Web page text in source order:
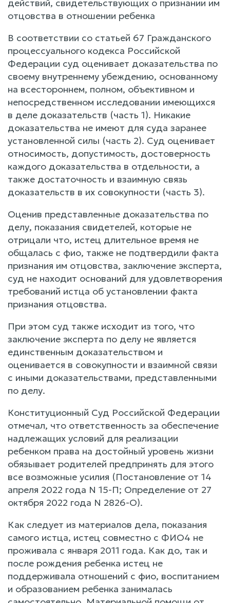
действий, свидетельствующих о признании им
отцовства в отношении ребенка
В соответствии со статьей 67 Гражданского
процессуального кодекса Российской
Федерации суд оценивает доказательства по
своему внутреннему убеждению, основанному
на всестороннем, полном, объективном и
непосредственном исследовании имеющихся
в деле доказательств (часть 1). Никакие
доказательства не имеют для суда заранее
установленной силы (часть 2). Суд оценивает
относимость, допустимость, достоверность
каждого доказательства в отдельности, а
также достаточность и взаимную связь
доказательств в их совокупности (часть 3).
Оценив представленные доказательства по
делу, показания свидетелей, которые не
отрицали что, истец длительное время не
общалась с фио, также не подтвердили факта
признания им отцовства, заключение эксперта,
суд не находит оснований для удовлетворения
требований истца об установлении факта
признания отцовства.
При этом суд также исходит из того, что
заключение эксперта по делу не является
единственным доказательством и
оценивается в совокупности и взаимной связи
с иными доказательствами, представленными
по делу.
Конституционный Суд Российской Федерации
отмечал, что ответственность за обеспечение
надлежащих условий для реализации
ребенком права на достойный уровень жизни
обязывает родителей предпринять для этого
все возможные усилия (Постановление от 14
апреля 2022 года N 15-П; Определение от 27
октября 2022 года N 2826-О).
Как следует из материалов дела, показания
самого истца, истец совместно с ФИО4 не
проживала с января 2011 года. Как до, так и
после рождения ребенка истец не
поддерживала отношений с фио, воспитанием
и образованием ребенка занималась